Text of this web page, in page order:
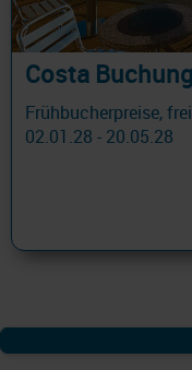
Costa
Frühbucherpreise,
02.01.28 - 20.05.28